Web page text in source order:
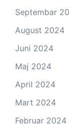
Septembar
August 2024
Juni 2024
Maj 2024
April 2024
Mart 2024
Februar 2024